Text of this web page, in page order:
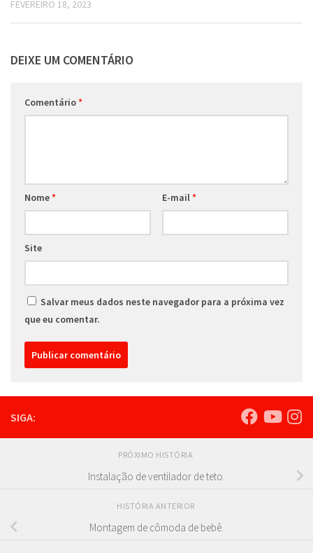
FEVEREIRO 18, 2023
DEIXE UM COMENTÁRIO
Comentário*
Nome* E-mail*
Site
Salvar meus dados neste navegador para a próxima vez
que eu comentar.
SIGA:
PRÓXIMO HISTÓRIA
Instalação de ventilador de teto.
HISTÓRIA ANTERIOR
Montagem de cômoda de bebê.